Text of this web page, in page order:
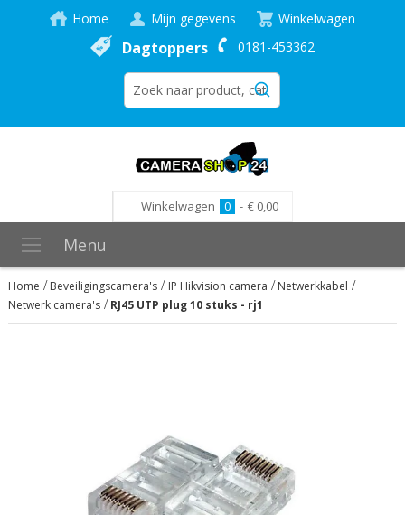
Home Mijn gegevens Winkelwagen
Dagtoppers 0181-453362
Winkelwagen 0 - € 0,00
Menu
Home Beveiligingscamera's IP Hikvision camera
Netwerkkabel
Netwerk camera's
RJ45 UTP plug 10 stuks - rj1